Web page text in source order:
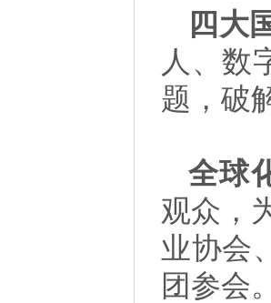
四大
人、数
题，破
全球
观众，
业协会
团参会